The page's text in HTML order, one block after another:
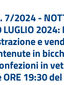
7/2024 -
LUGLIO
e
in
in
19:30